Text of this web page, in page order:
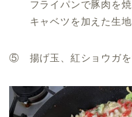
フライパンで豚肉を焼
キャベツを加えた生地
⑤ 揚げ玉、紅ショウガを